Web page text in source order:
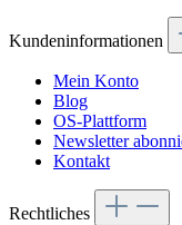
Kundeninformationen
Mein Konto
Blog
OS-Plattform
Newsletter
Kontakt
Rechtliches